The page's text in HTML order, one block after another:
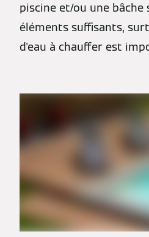
piscine et/ou une
éléments suffisants,
d'eau à chauffer est